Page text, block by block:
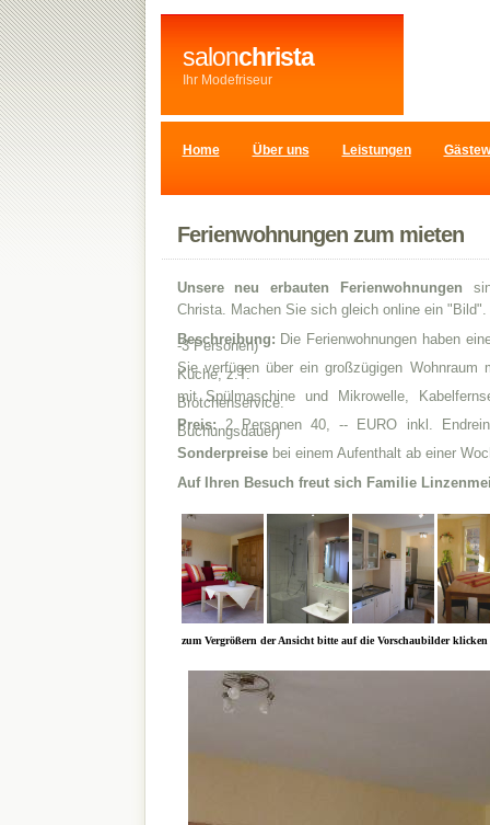
salonchrista
Ihr Modefriseur
Home Über uns Leistungen
Ferienwohnungen zum mieten
Unsere neu erbauten Ferienwohnungen
Christa. Machen Sie sich gleich online ein "Bild".
Beschreibung: Die Ferienwohnungen haben
-3 Personen)
Sie verfügen über ein großzügigen Wohnraum
Küche, z.T.
mit Spülmaschine und Mikrowelle,
Brötchenservice.
Preis:2 Personen 40, -- EURO inkl.
Buchungsdauer)
Sonderpreisebei einem Aufenthalt ab einer
Auf Ihren Besuch freut sich Familie
zum Vergrößern der Ansicht bitte auf die Vorschaubilder klicken